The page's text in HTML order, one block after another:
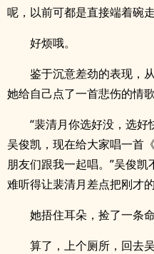
呢，以前可都是直接端着碗走
好烦哦。
鉴于沉意差劲的表现，
她给自己点了一首悲伤的情
“裴清月你选好没，选
吴俊凯，现在给大家唱一首
朋友们跟我一起唱。”吴俊凯
难听得让裴清月差点把刚才
她捂住耳朵，捡了一条命
算了，上个厕所，回去